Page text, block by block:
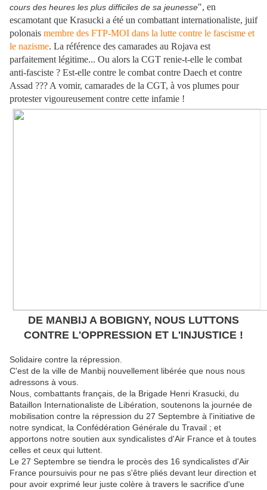
cours des heures les plus difficiles de sa jeunesse", en
escamotant que Krasucki a été un combattant internationaliste, juif
polonais membre des FTP-MOI dans la lutte contre le fascisme et
le nazisme. La référence des camarades au Rojava est
parfaitement légitime... Ou alors la CGT renie-t-elle le combat
anti-fasciste ? Est-elle contre le combat contre Daech et contre
Assad ??? A vomir, camarades de la CGT, à vos plumes pour
protester vigoureusement contre cette infamie !
DE MANBIJ A BOBIGNY, NOUS LUTTONS
CONTRE L'OPPRESSION ET L'INJUSTICE !
Solidaire contre la répression.
C'est de la ville de Manbij nouvellement libérée que nous nous
adressons à vous.
Nous, combattants français, de la Brigade Henri Krasucki, du
Bataillon Internationaliste de Libération, soutenons la journée de
mobilisation contre la répression du 27 Septembre à l'initiative de
notre syndicat, la Confédération Générale du Travail ; et
apportons notre soutien aux syndicalistes d'Air France et à toutes
celles et ceux qui luttent.
Le 27 Septembre se tiendra le procès des 16 syndicalistes d'Air
France poursuivis pour ne pas s'être pliés devant leur direction et
pour avoir exprimé leur juste colère à travers le sacrifice d'une